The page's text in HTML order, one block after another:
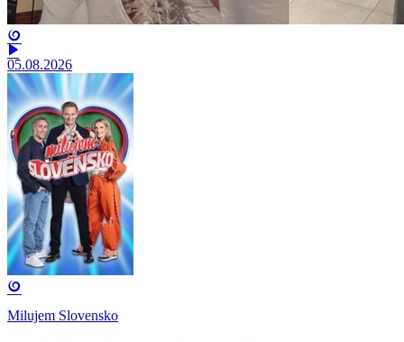
05.08.2026
Milujem Slovensko